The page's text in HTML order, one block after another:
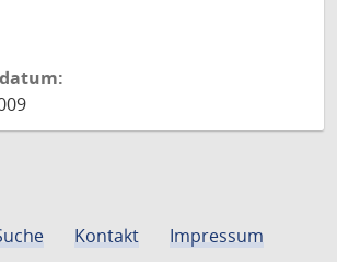
Kontakt
Impressum